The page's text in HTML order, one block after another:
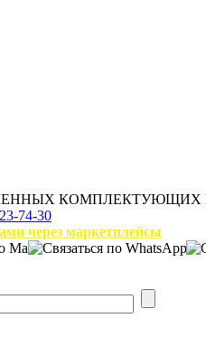
КОМПЛЕКТУЮЩИХ
74-30
через маркетплейсы